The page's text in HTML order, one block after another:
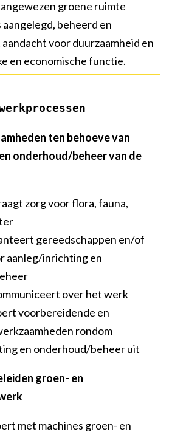
groene ruimte
Vakbekwaam medewerker groen en cultuurtechniek
Allround technicus voertuigen en mobiele werktuigen
groene ruimte
beheerd en
voor duurzaamheid en
en economische functie.
ten behoeve van
onderhoud/beheer van de
zorg voor flora, fauna,
gereedschappen en/of
aanleg/inrichting en
over het werk
voorbereidende en
rondom
en onderhoud/beheer uit
groen- en
met machines groen- en